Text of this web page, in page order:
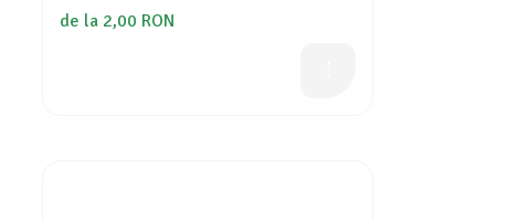
de la 2,00 RON